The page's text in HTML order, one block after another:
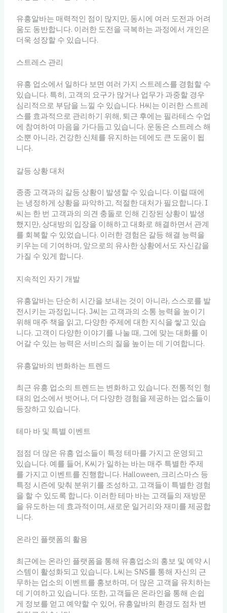
유흥알바는 매력적인 점이 많지만, 동시에 여러 도전과 어려
움도 동반합니다. 이러한 도전을 극복하는 과정에서 개인은
더욱 성장할 수 있습니다.
스트레스 관리
유흥 업소에서 일하다 보면 여러 가지 스트레스를 경험할 수
있습니다. 특히, 고객의 요구가 많거나 업무가 과중할 경우
심리적으로 부담을 느낄 수 있습니다. H씨는 이러한 스트레
스를 효과적으로 관리하기 위해, 퇴근 후에는 필라테스 수업
에 참여하여 마음을 가다듬고 있습니다. 운동은 스트레스 해
소뿐 아니라, 건강한 신체를 유지하는 데에도 큰 도움이 됩
니다.
갈등 상황 대처
종종 고객과의 갈등 상황이 발생할 수 있습니다. 이럴 때에
는 냉정하게 상황을 파악하고, 적절한 대처가 필요합니다. I
씨는 한 번 고객과의 의견 충돌로 인해 긴장된 상황이 발생
했지만, 상대방의 입장을 이해하고 대화로 해결하면서 관계
를 회복할 수 있었습니다. 이러한 경험은 갈등 해결 능력을
키우는 데 기여하며, 앞으로의 유사한 상황에서도 자신감을
가질 수 있게 합니다.
지속적인 자기 개발
유흥알바는 단순히 시간을 보내는 것이 아니라, 스스로를 발
전시키는 과정입니다. J씨는 고객과의 소통 능력을 높이기
위해 매주 책을 읽고, 다양한 주제에 대한 지식을 쌓고 있습
니다. 고객이 다양한 이야기를 나눌 때, 그에 맞는 대화를 이
어갈 수 있는 능력은 서비스의 질을 높이는 데 기여합니다.
유흥알바의 변화하는 트렌드
최근 유흥 업소의 트렌드는 변화하고 있습니다. 전통적인 형
태의 업소에서 벗어나, 더 다양한 경험을 제공하는 업소들이
등장하고 있습니다.
테마 바 및 특별 이벤트
점점 더 많은 유흥 업소들이 특정 테마를 가지고 운영되고
있습니다. 예를 들어, K씨가 일하는 바는 매주 특별한 주제
를 가지고 이벤트를 진행합니다. Halloween, 크리스마스 등
특정 시즌에 맞춰 분위기를 조성하고, 고객들이 특별한 경험
을 할 수 있도록 합니다. 이러한 테마 바는 고객들의 재방문
을 유도하는 데 효과적이며, 새로운 일거리와 재미를 제공합
니다.
온라인 플랫폼의 활용
최근에는 온라인 플랫폼을 통해 유흥업소의 홍보 및 예약 시
스템이 활성화되고 있습니다. L씨는 SNS를 통해 자신의 근
무하는 업소의 이벤트를 홍보하며, 더 많은 고객을 유치하는
데 기여하고 있습니다. 또한, 고객들은 온라인을 통해 손쉽
게 정보를 얻고 예약할 수 있어, 유흥알바의 환경도 점차 변